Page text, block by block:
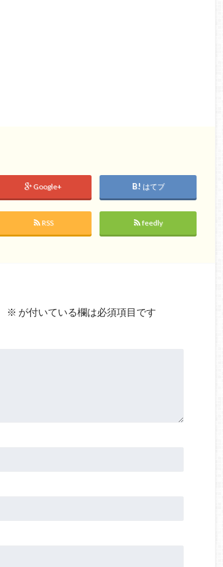
Google+ はてブ
RSS feedly
※ が付いている欄は必須項目です